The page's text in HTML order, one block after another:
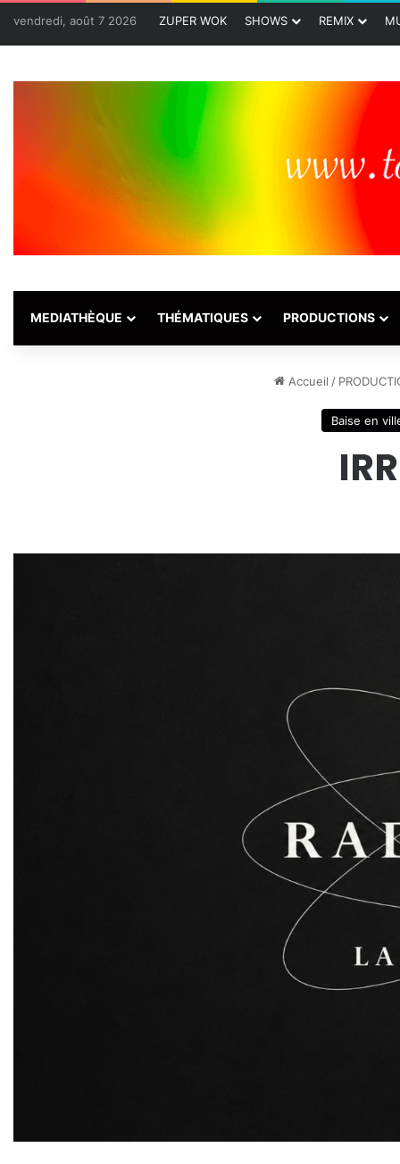
vendredi, août 7 2026 ZUPER WOK SHOWS REMIX
MEDIATHÈQUE THÉMATIQUES PRODUCTIONS
Accueil /
Baise en